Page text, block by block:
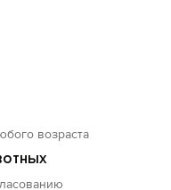
возраста